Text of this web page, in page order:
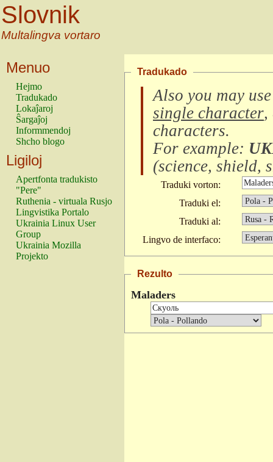
Slovnik
Multalingva vortaro
Menuo
Hejmo
Tradukado
Lokaĵaroj
Ŝargaĵoj
Informmendoj
Shcho blogo
Ligiloj
Apertfonta tradukisto
"Pere"
Ruthenia - virtuala Rusjo
Lingvistika Portalo
Ukrainia Linux User
Group
Ukrainia Mozilla
Projekto
Tradukado
Also you may
single character,
characters.
For example:
(science, shield,
Traduki vorton:
Traduki el:
Traduki al:
Lingvo de interfaco:
Rezulto
Maladers